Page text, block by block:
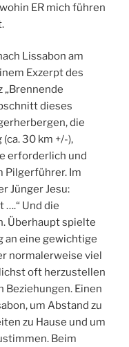
ER mich führen
Lissabon am
Exzerpt des
„Brennende
dieses
die
30 km +/-),
erforderlich und
Pilgerführer. Im
Jünger Jesu:
….“ Und die
Überhaupt spielte
an eine gewichtige
normalerweise viel
oft herzustellen
Beziehungen. Einen
um Abstand zu
zu Hause und um
Beim